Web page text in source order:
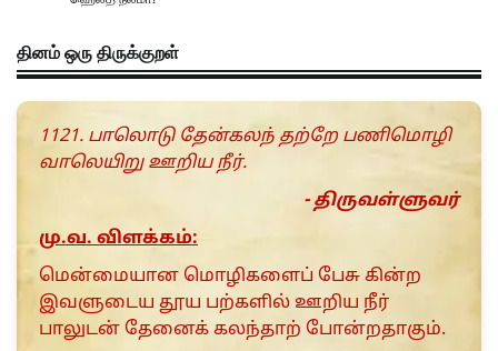
தினம் ஒரு திருக்குறள்
1121. பாலொடு தேன்கலந் தற்றே பணிமொழி
வாலெயிறு ஊறிய நீர்.
- திருவள்ளுவர்
மு.வ. விளக்கம்:
மென்மையான மொழிகளைப் பேசு கின்ற
இவளுடைய தூய பற்களில் ஊறிய நீர்
பாலுடன் தேனைக் கலந்தாற் போன்றதாகும்.